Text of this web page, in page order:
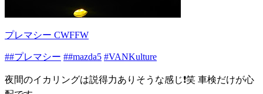
プレマシー CWFFW
##プレマシー ##mazda5 #VANKulture
夜間のイカリングは説得力ありそうな感じ❗笑 車検だけが心